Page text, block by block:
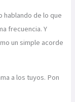
hablando de lo que
frecuencia. Y
un simple acorde
a los tuyos. Pon